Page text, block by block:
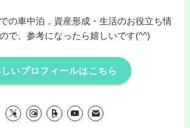
の車中泊，資産形成・生活のお役立ち情
で、参考になったら嬉しいです(^^)
いプロフィールはこちら